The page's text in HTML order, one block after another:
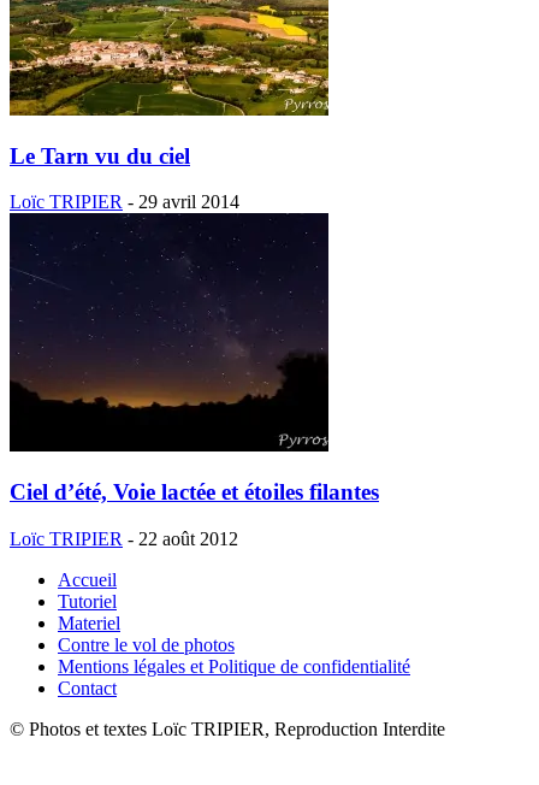
Le Tarn vu du ciel
Loïc TRIPIER - 29 avril 2014
Ciel d’été, Voie lactée et étoiles filantes
Loïc TRIPIER - 22 août 2012
Accueil
Tutoriel
Materiel
Contre le vol de photos
Mentions légales et Politique de confidentialité
Contact
© Photos et textes Loïc TRIPIER, Reproduction Interdite